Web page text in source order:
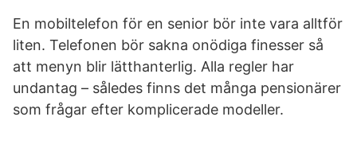
En mobiltelefon för en senior bör inte vara alltför
liten. Telefonen bör sakna onödiga finesser så
att menyn blir lätthanterlig. Alla regler har
undantag – således finns det många pensionärer
som frågar efter komplicerade modeller.